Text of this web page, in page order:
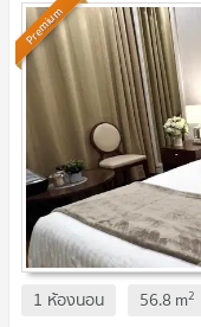
Premium
1 ห้องนอน 56.8m2